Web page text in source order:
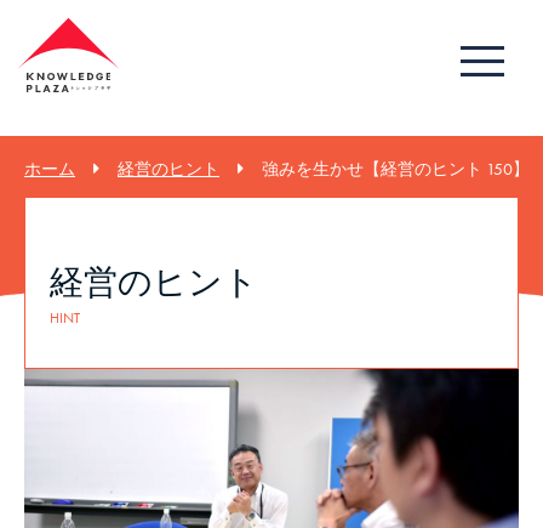
ホーム 経営のヒント 強みを生かせ【経営のヒント 150】
経営のヒント
HINT